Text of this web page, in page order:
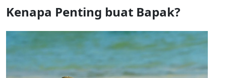
Kenapa Penting buat Bapak?